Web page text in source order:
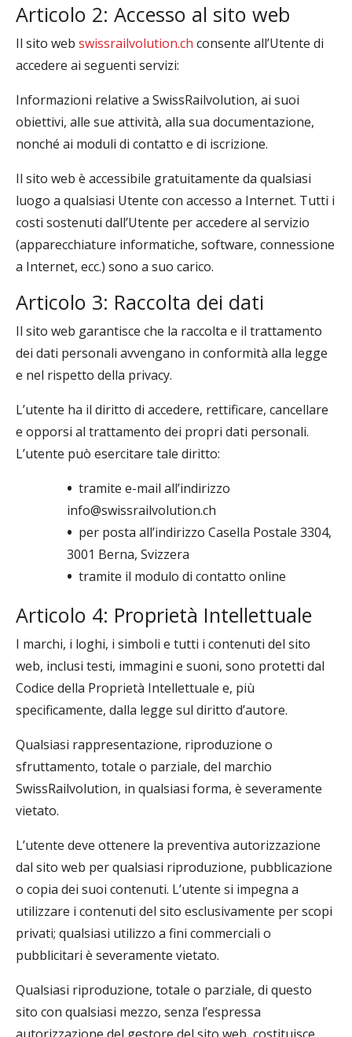
Articolo 2: Accesso al sito web
Il sito web swissrailvolution.ch consente all’Utente di
accedere ai seguenti servizi:
Informazioni relative a SwissRailvolution, ai suoi
obiettivi, alle sue attività, alla sua documentazione,
nonché ai moduli di contatto e di iscrizione.
Il sito web è accessibile gratuitamente da qualsiasi
luogo a qualsiasi Utente con accesso a Internet. Tutti i
costi sostenuti dall’Utente per accedere al servizio
(apparecchiature informatiche, software, connessione
a Internet, ecc.) sono a suo carico.
Articolo 3: Raccolta dei dati
Il sito web garantisce che la raccolta e il trattamento
dei dati personali avvengano in conformità alla legge
e nel rispetto della privacy.
L’utente ha il diritto di accedere, rettificare, cancellare
e opporsi al trattamento dei propri dati personali.
L’utente può esercitare tale diritto:
• tramite e-mail all’indirizzo
info@swissrailvolution.ch
• per posta all’indirizzo Casella Postale 3304,
3001 Berna, Svizzera
• tramite il modulo di contatto online
Articolo 4: Proprietà Intellettuale
I marchi, i loghi, i simboli e tutti i contenuti del sito
web, inclusi testi, immagini e suoni, sono protetti dal
Codice della Proprietà Intellettuale e, più
specificamente, dalla legge sul diritto d’autore.
Qualsiasi rappresentazione, riproduzione o
sfruttamento, totale o parziale, del marchio
SwissRailvolution, in qualsiasi forma, è severamente
vietato.
L’utente deve ottenere la preventiva autorizzazione
dal sito web per qualsiasi riproduzione, pubblicazione
o copia dei suoi contenuti. L’utente si impegna a
utilizzare i contenuti del sito esclusivamente per scopi
privati; qualsiasi utilizzo a fini commerciali o
pubblicitari è severamente vietato.
Qualsiasi riproduzione, totale o parziale, di questo
sito con qualsiasi mezzo, senza l’espressa